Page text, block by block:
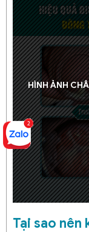
HÌNH ẢNH
Tại sao nên